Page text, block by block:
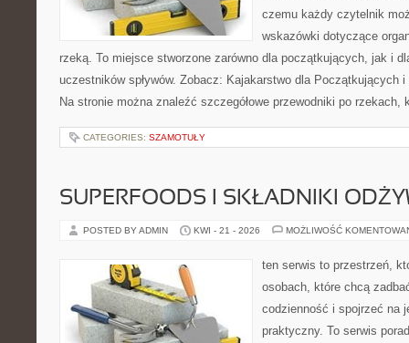
czemu każdy czytelnik
wskazówki dotyczące
rzeką. To miejsce stworzone zarówno dla początkujących, jak i
uczestników spływów. Zobacz: Kajakarstwo dla Początkujących
Na stronie można znaleźć szczegółowe przewodniki po
CATEGORIES: SZAMOTUŁY
SUPERFOODS I SKŁADNIKI
POSTED BY ADMIN KWI - 21 - 2026 MOŻLIWOŚĆ
ten serwis to przestrzeń,
osobach, które chcą
codzienność i spojrzeć na
praktyczny. To serwis